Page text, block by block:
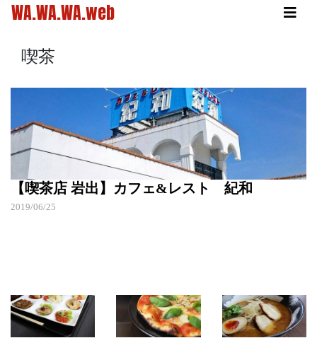
WA.WA.WA.web
喫茶
【喫茶店 岩出】カフェ&レスト 紀和
2019/06/25